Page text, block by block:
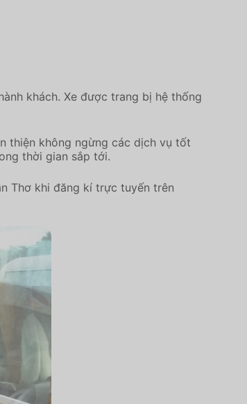
khách. Xe được trang bị hệ thống
thiện không ngừng các dịch vụ tốt
thời gian sắp tới.
Thơ khi đăng kí trực tuyến trên